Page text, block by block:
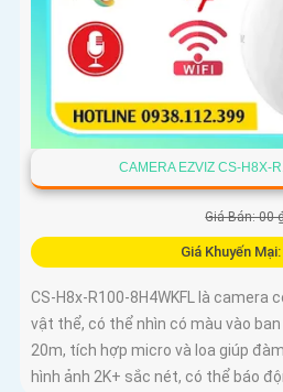
CAMERA EZVIZ CS-H8X-
Giá Bán: 00
Giá Khuyến Mại:
CS-H8x-R100-8H4WKFL là camera
vật thể, có thể nhìn có màu vào
20m, tích hợp micro và loa giúp
hình ảnh 2K+ sắc nét, có thể báo